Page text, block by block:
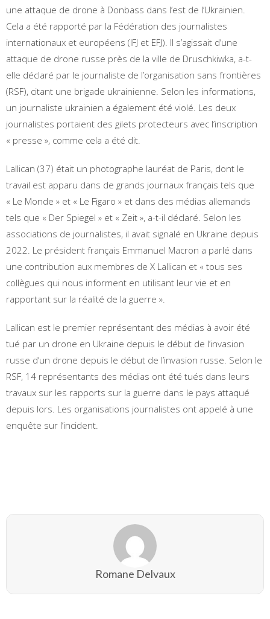
une attaque de drone à Donbass dans l’est de l’Ukrainien.
Cela a été rapporté par la Fédération des journalistes
internationaux et européens (IFJ et EFJ). Il s’agissait d’une
attaque de drone russe près de la ville de Druschkiwka, a-t-
elle déclaré par le journaliste de l’organisation sans frontières
(RSF), citant une brigade ukrainienne. Selon les informations,
un journaliste ukrainien a également été violé. Les deux
journalistes portaient des gilets protecteurs avec l’inscription
« presse », comme cela a été dit.
Lallican (37) était un photographe lauréat de Paris, dont le
travail est apparu dans de grands journaux français tels que
« Le Monde » et « Le Figaro » et dans des médias allemands
tels que « Der Spiegel » et « Zeit », a-t-il déclaré. Selon les
associations de journalistes, il avait signalé en Ukraine depuis
2022. Le président français Emmanuel Macron a parlé dans
une contribution aux membres de X Lallican et « tous ses
collègues qui nous informent en utilisant leur vie et en
rapportant sur la réalité de la guerre ».
Lallican est le premier représentant des médias à avoir été
tué par un drone en Ukraine depuis le début de l’invasion
russe d’un drone depuis le début de l’invasion russe. Selon le
RSF, 14 représentants des médias ont été tués dans leurs
travaux sur les rapports sur la guerre dans le pays attaqué
depuis lors. Les organisations journalistes ont appelé à une
enquête sur l’incident.
Romane Delvaux